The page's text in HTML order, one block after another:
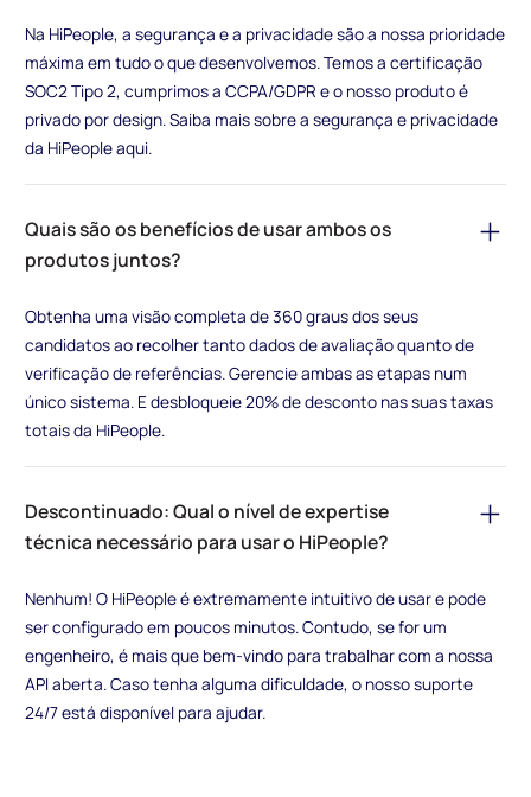
Na HiPeople, a segurança e a privacidade são a nossa prioridade
máxima em tudo o que desenvolvemos. Temos a certificação
SOC2 Tipo 2, cumprimos a CCPA/GDPR e o nosso produto é
privado por design. Saiba mais sobre a segurança e privacidade
da HiPeople aqui.
Quais são os benefícios de usar ambos os
produtos juntos?
Obtenha uma visão completa de 360 graus dos seus
candidatos ao recolher tanto dados de avaliação quanto de
verificação de referências. Gerencie ambas as etapas num
único sistema. E desbloqueie 20% de desconto nas suas taxas
totais da HiPeople.
Descontinuado: Qual o nível de expertise
técnica necessário para usar o HiPeople?
Nenhum! O HiPeople é extremamente intuitivo de usar e pode
ser configurado em poucos minutos. Contudo, se for um
engenheiro, é mais que bem-vindo para trabalhar com a nossa
API aberta. Caso tenha alguma dificuldade, o nosso suporte
24/7 está disponível para ajudar.